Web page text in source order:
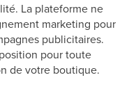
La plateforme ne
marketing pour
publicitaires.
pour toute
de votre boutique.